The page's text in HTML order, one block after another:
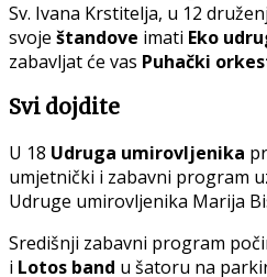
Sv. Ivana Krstitelja, u 12
svoje štandove imati Eko
zabavljat će vas Puhački
Svi dojdite
U 18 Udruga umirovljenika
umjetnički i zabavni program
Udruge umirovljenika Marija
Središnji zabavni program
i Lotos band u šatoru na